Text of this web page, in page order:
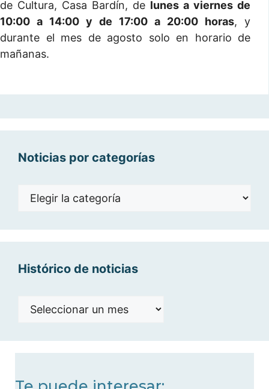
de Cultura, Casa Bardín, de lunes a viernes de
10:00 a 14:00 y de 17:00 a 20:00 horas, y
durante el mes de agosto solo en horario de
mañanas.
Noticias por categorías
Noticias
Histórico de noticias
Histórico